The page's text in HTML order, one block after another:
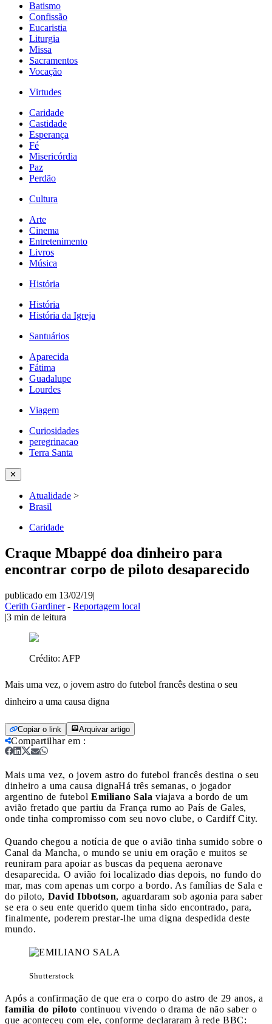
Batismo
Confissão
Eucaristia
Liturgia
Missa
Sacramentos
Vocação
Virtudes
Caridade
Castidade
Esperança
Fé
Misericórdia
Paz
Perdão
Cultura
Arte
Cinema
Entretenimento
Livros
Música
História
História
História da Igreja
Santuários
Aparecida
Fátima
Guadalupe
Lourdes
Viagem
Curiosidades
peregrinacao
Terra Santa
✕
Atualidade >
Brasil
Caridade
Craque Mbappé doa dinheiro para
encontrar corpo de piloto desaparecido
publicado em 13/02/19|
Cerith Gardiner- Reportagem local
|3 min de leitura
Crédito: AFP
Mais uma vez, o jovem astro do futebol francês destina o seu
dinheiro a uma causa digna
Copiar o link Arquivar artigo
Compartilhar em :
Mais uma vez, o jovem astro do futebol francês destina o seu
dinheiro a uma causa dignaHá três semanas, o jogador
argentino de futebol Emiliano Sala viajava a bordo de um
avião fretado que partiu da França rumo ao País de Gales,
onde tinha compromisso com seu novo clube, o Cardiff City.
Quando chegou a notícia de que o avião tinha sumido sobre o
Canal da Mancha, o mundo se uniu em oração e muitos se
reuniram para apoiar as buscas da pequena aeronave
desaparecida. O avião foi localizado dias depois, no fundo do
mar, mas com apenas um corpo a bordo. As famílias de Sala e
do piloto, David Ibbotson, aguardaram sob agonia para saber
se era o seu ente querido quem tinha sido encontrado, para,
finalmente, poderem prestar-lhe uma digna despedida deste
mundo.
Shutterstock
Após a confirmação de que era o corpo do astro de 29 anos, a
família do piloto continuou vivendo o drama de não saber o
que aconteceu com ele, conforme declararam à rede BBC: